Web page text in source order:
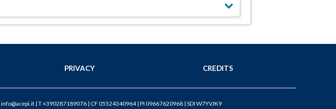
PRIVACY CREDITS
info@acepi.it| T +390287189076 | CF 05524340964 | PI 09667620968 | SDI W7YVJK9